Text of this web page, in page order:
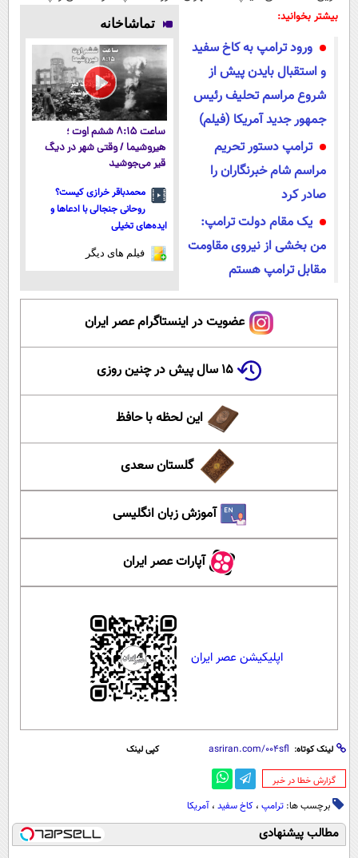
بلند برقی ایران
انقلاب
!
بیشتر بخوانید:
ورود ترامپ به کاخ سفید
و استقبال بایدن پیش از
شروع مراسم تحلیف رئیس
جمهور جدید آمریکا (فیلم)
ترامپ دستور تحریم
مراسم شام خبرنگاران را
صادر کرد
یک مقام دولت ترامپ:
من بخشی از نیروی مقاومت
مقابل ترامپ هستم
تماشاخانه
ساعت ۸:۱۵ ششم اوت ؛
هیروشیما / وقتی شهر در دیگ
قیر می‌جوشید
محمدباقر خرازی کیست؟
روحانی جنجالی با ادعاها و
ایده‌های تخیلی
فیلم های دیگر
عضویت در اینستاگرام عصر ایران
۱۵ سال پیش در چنین روزی
این لحظه با حافظ
گلستان سعدی
آموزش زبان انگلیسی
آپارات عصر ایران
اپلیکیشن عصر ایران
لینک کوتاه: کپی لینک
‌گزارش خطا در خبر
برچسب ها: ترامپ ، کاخ سفید ، آمریکا
مطالب پیشنهادی